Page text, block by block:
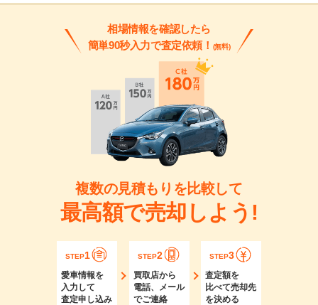
相場情報を確認したら
簡単90秒入力で査定依頼！ (無料)
複数の見積もりを比較して
最高額で売却しよう!
STEP1
愛車情報を
入力して
査定申し込み
STEP2
買取店から
電話、メール
でご連絡
STEP3
査定額を
比べて売却先
を決める